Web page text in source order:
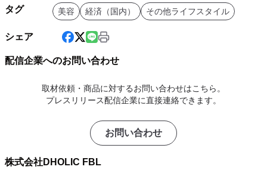
タグ 美容 経済（国内） その他ライフスタイル
シェア
配信企業へのお問い合わせ
取材依頼・商品に対するお問い合わせはこちら。
プレスリリース配信企業に直接連絡できます。
お問い合わせ
株式会社DHOLIC FBL